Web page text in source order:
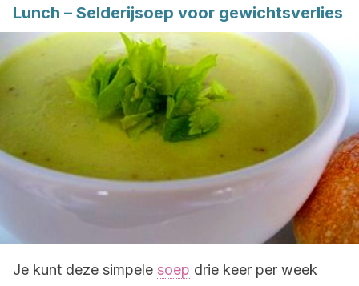
Lunch – Selderijsoep voor gewichtsverlies
Je kunt deze simpele soep drie keer per week